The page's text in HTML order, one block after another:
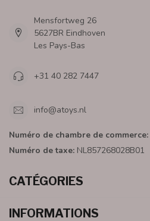
Mensfortweg 26
5627BR Eindhoven
Les Pays-Bas
+31 40 282 7447
info@atoys.nl
Numéro de chambre de commerce:
Numéro de taxe: NL857268028B01
CATÉGORIES
INFORMATIONS